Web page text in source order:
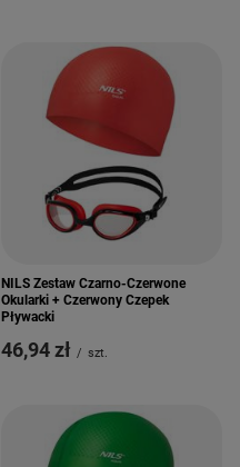
NILS Zestaw Czarno-Czerwone
Okularki + Czerwony Czepek
Pływacki
46,94 zł / szt.